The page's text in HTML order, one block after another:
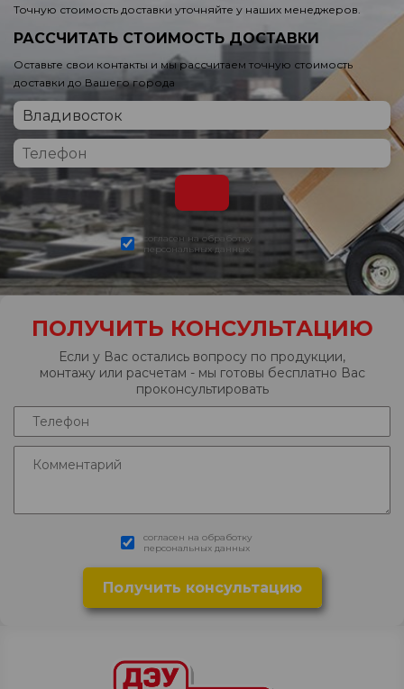
Точную стоимость доставки уточняйте у наших менеджеров.
РАССЧИТАТЬ СТОИМОСТЬ ДОСТАВКИ
Оставьте свои контакты и мы рассчитаем точную стоимость
доставки до Вашего города
согласен на обработку
персональных данных
ПОЛУЧИТЬ КОНСУЛЬТАЦИЮ
Если у Вас остались вопросу по продукции,
монтажу или расчетам - мы готовы бесплатно Вас
проконсультировать
согласен на обработку
персональных данных